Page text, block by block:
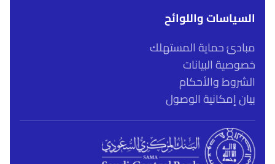
السياسات واللوائح
مبادئ حماية المستهلك
خصوصية البيانات
الشروط والأحكام
بيان إمكانية الوصول